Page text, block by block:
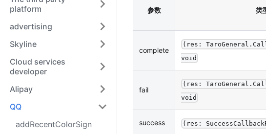
platform
advertising
Skyline
Cloud services
developer
Alipay
QQ
addRecentColorSign
参数 类
complete
(res:
void
fail
(res:
void
success (res: